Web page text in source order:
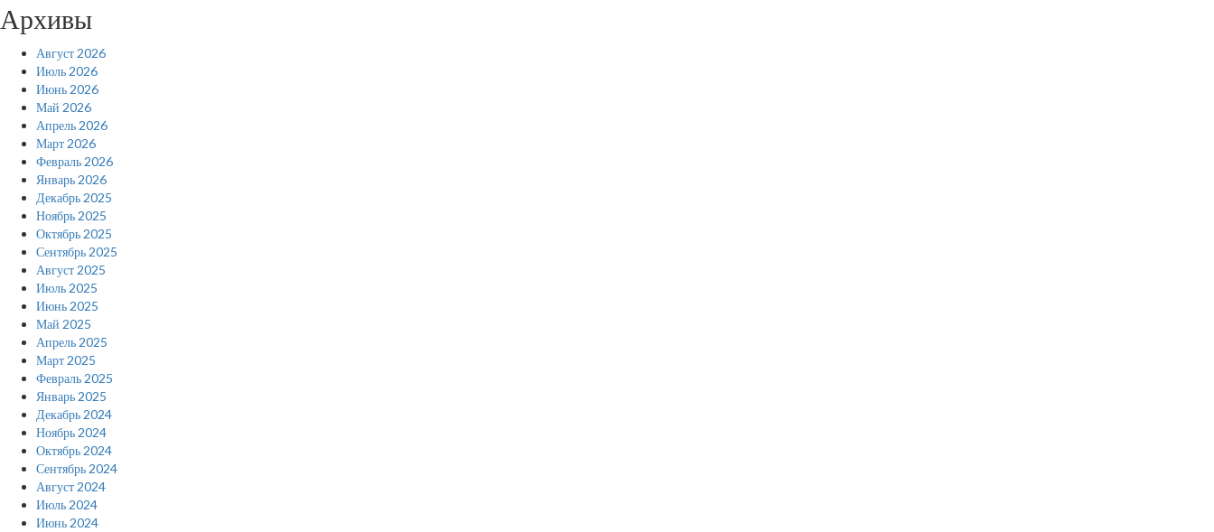
Архивы
Август 2026
Июль 2026
Июнь 2026
Май 2026
Апрель 2026
Март 2026
Февраль 2026
Январь 2026
Декабрь 2025
Ноябрь 2025
Октябрь 2025
Сентябрь 2025
Август 2025
Июль 2025
Июнь 2025
Май 2025
Апрель 2025
Март 2025
Февраль 2025
Январь 2025
Декабрь 2024
Ноябрь 2024
Октябрь 2024
Сентябрь 2024
Август 2024
Июль 2024
Июнь 2024